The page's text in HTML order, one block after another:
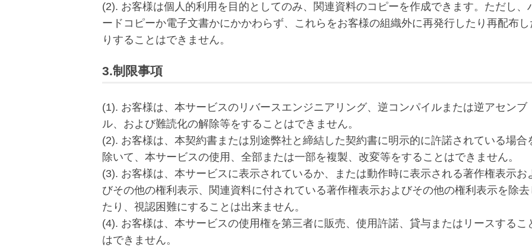
(2). お客様は個人的利用を目的としてのみ、関連資料のコピーを作成できます。ただし、
ードコピーか電子文書かにかかわらず、これらをお客様の組織外に再発行したり再配布し
りすることはできません。
3.制限事項
(1). お客様は、本サービスのリバースエンジニアリング、逆コンパイルまたは逆アセンブ
ル、および難読化の解除等をすることはできません。
(2). お客様は、本契約書または別途弊社と締結した契約書に明示的に許諾されている場合
除いて、本サービスの使用、全部または一部を複製、改変等をすることはできません。
(3). お客様は、本サービスに表示されているか、または動作時に表示される著作権表示お
びその他の権利表示、関連資料に付されている著作権表示およびその他の権利表示を除去
たり、視認困難にすることは出来ません。
(4). お客様は、本サービスの使用権を第三者に販売、使用許諾、貸与またはリースするこ
はできません。